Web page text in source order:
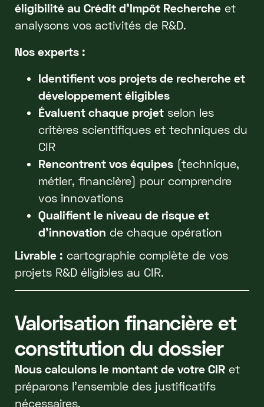
éligibilité au Crédit d'Impôt Rechercheet
analysons vos activités de R&D.
Nos experts :
Identifient vos projets de recherche et
développement éligibles
Évaluent chaque projetselon les
critères scientifiques et techniques du
CIR
Rencontrent vos équipes(technique,
métier, financière) pour comprendre
vos innovations
Qualifient le niveau de risque et
d'innovation de chaque opération
Livrable : cartographie complète de vos
projets R&D éligibles au CIR.
Valorisation financière et
constitution du dossier
Nous calculons le montant de votre CIRet
préparons l'ensemble des justificatifs
nécessaires.